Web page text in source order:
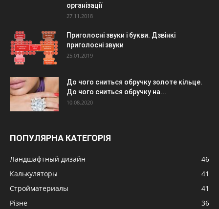
організації
27.11.2018
Приголосні звуки і букви. Дзвінкі
приголосні звуки
25.01.2019
До чого сниться обручку золоте кільце.
До чого сниться обручку на...
10.08.2020
ПОПУЛЯРНА КАТЕГОРІЯ
Ландшафтный дизайн
46
Калькуляторы
41
Стройматериалы
41
Різне
36